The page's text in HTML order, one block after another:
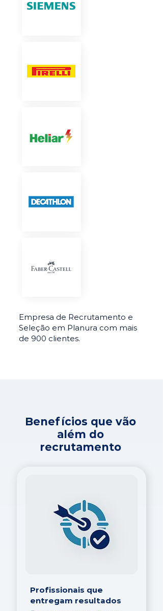
Empresa de Recrutamento e
Seleção em Planura com mais
de 900 clientes.
Benefícios que vão
além do
recrutamento
Profissionais que
entregam resultados